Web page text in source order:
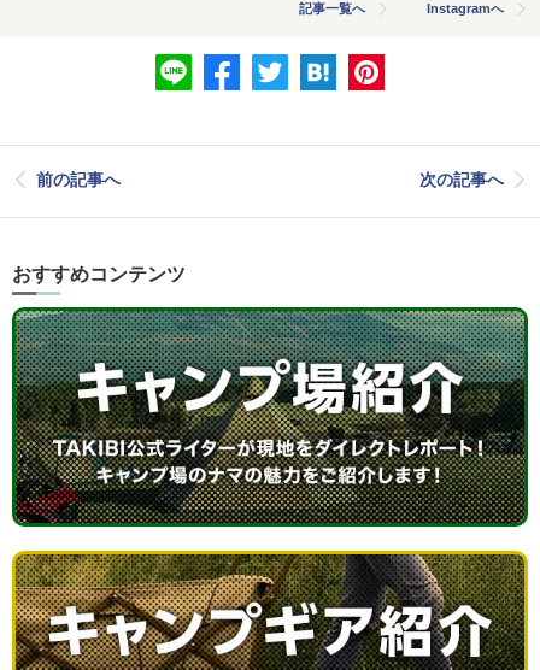
記事一覧へ Instagramへ
前の記事へ 次の記事へ
おすすめコンテンツ